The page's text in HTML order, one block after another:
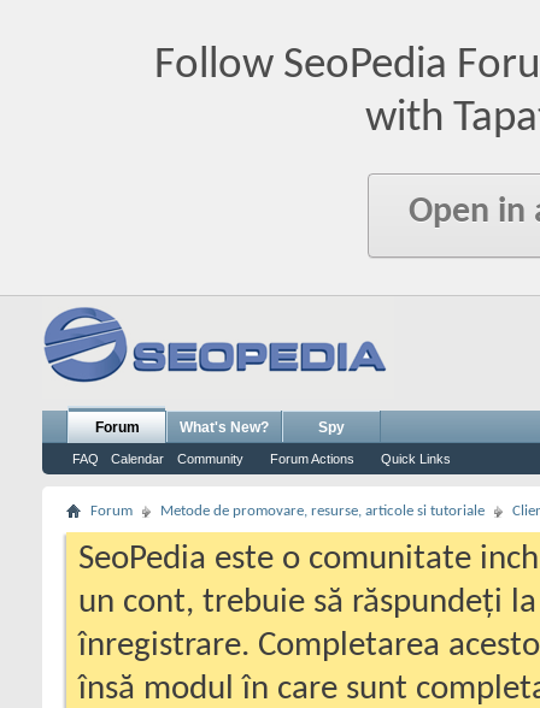
Follow SeoPedia
with
Open in
Forum
FAQ Calendar Community Forum Actions Quick Links
What's New? Spy
Forum Metode de promovare, resurse, articole si tutoriale
SeoPedia este o comunitate
un cont, trebuie să răspundeți
înregistrare. Completarea
însă modul în care sunt